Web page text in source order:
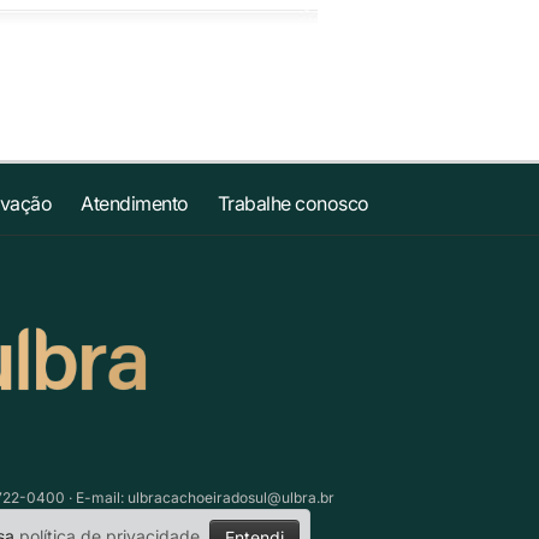
Atendimento Trabalhe conosco
0400 · E-mail: ulbracachoeiradosul@ulbra.br